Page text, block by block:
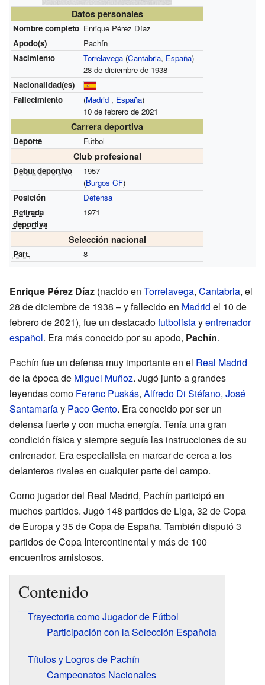
Datos personales
Nombre completo Enrique Pérez Díaz
Apodo(s)
Pachín
Nacimiento
Torrelavega(Cantabria, España)
28 de diciembre de 1938
Nacionalidad(es)
Fallecimiento
(Madrid, España)
10 de febrero de 2021
Carrera deportiva
Deporte Fútbol
Club profesional
Debut deportivo
1957
(Burgos CF)
Posición
Defensa
Retirada
deportiva
1971
Selección nacional
Part. 8
Enrique Pérez Díaz (nacido en Torrelavega, Cantabria, el
28 de diciembre de 1938 – y fallecido en Madrid el 10 de
febrero de 2021), fue un destacadofutbolistayentrenador
español. Era más conocido por su apodo, Pachín.
Pachín fue un defensa muy importante en el Real Madrid
de la época de Miguel Muñoz. Jugó junto a grandes
leyendas como Ferenc Puskás, Alfredo Di Stéfano, José
Santamaríay Paco Gento. Era conocido por ser un
defensa fuerte y con mucha energía. Tenía una gran
condición física y siempre seguía las instrucciones de su
entrenador. Era especialista en marcar de cerca a los
delanteros rivales en cualquier parte del campo.
Como jugador del Real Madrid, Pachín participó en
muchos partidos. Jugó 148 partidos de Liga, 32 de Copa
de Europa y 35 de Copa de España. También disputó 3
partidos de Copa Intercontinental y más de 100
encuentros amistosos.
Contenido
Trayectoria como Jugador de Fútbol
Participación con la Selección Española
Títulos y Logros de Pachín
Campeonatos Nacionales